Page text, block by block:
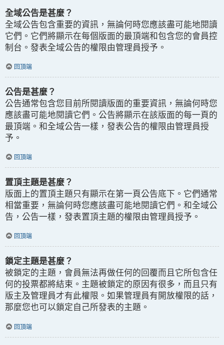
全域公告是甚麼？
全域公告包含重要的資訊，無論何時您應該盡可能地閱讀
它們。它們將顯示在每個版面的最頂端和包含您的會員控
制台。發表全域公告的權限由管理員授予。
回頂端
公告是甚麼？
公告通常包含您目前所閱讀版面的重要資訊，無論何時您
應該盡可能地閱讀它們。公告將顯示在該版面的每一頁的
最頂端。和全域公告一樣，發表公告的權限由管理員授
予。
回頂端
置頂主題是甚麼？
版面上的置頂主題只有顯示在第一頁公告底下。它們通常
相當重要，無論何時您應該盡可能地閱讀它們。和全域公
告，公告一樣，發表置頂主題的權限由管理員授予。
回頂端
鎖定主題是甚麼？
被鎖定的主題，會員無法再做任何的回覆而且它所包含任
何的投票都將結束。主題被鎖定的原因有很多，而且只有
版主及管理員才有此權限。如果管理員有開放權限的話，
那麼您也可以鎖定自己所發表的主題。
回頂端